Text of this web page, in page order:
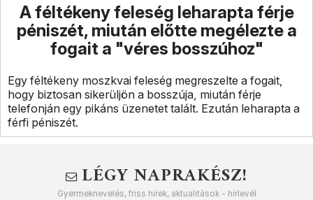
A féltékeny feleség leharapta férje
péniszét, miután előtte megélezte a
fogait a "véres bosszúhoz"
Egy féltékeny moszkvai feleség megreszelte a fogait,
hogy biztosan sikerüljön a bosszúja, miután férje
telefonján egy pikáns üzenetet talált. Ezután leharapta a
férfi péniszét.
LÉGY NAPRAKÉSZ!
Gyermeknevelés, friss hírek, aktualitások - hírlevél